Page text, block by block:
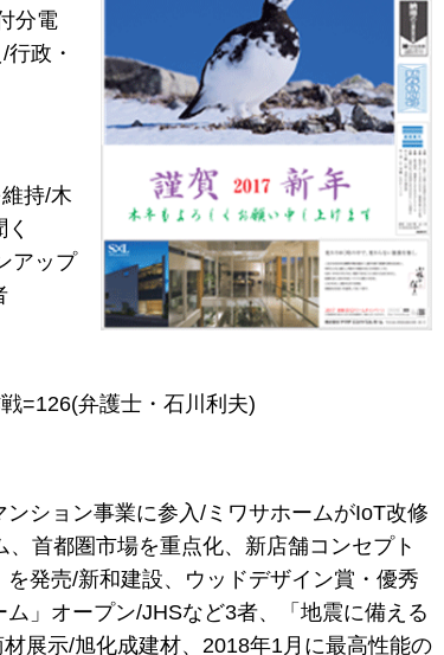
分電
政・
持/木
アップ
=126(弁護士・石川利夫)
ション事業に参入/ミワサホームがIoT改修
首都圏市場を重点化、新店舗コンセプト
発売/新和建設、ウッドデザイン賞・優秀
」オープン/JHSなど3者、「地震に備える
展示/旭化成建材、2018年1月に最高性能の